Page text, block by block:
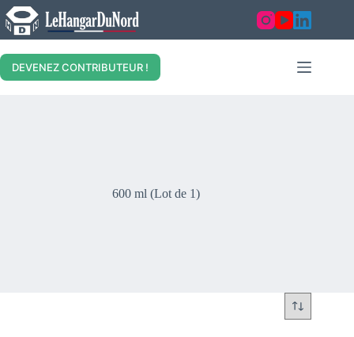
Skip
to
content
DEVENEZ CONTRIBUTEUR !
600 ml (Lot de 1)